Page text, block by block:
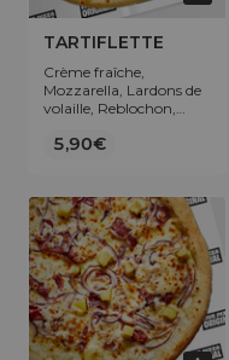
TARTIFLETTE
Crème fraîche,
Mozzarella, Lardons de
volaille, Reblochon,
5,90€